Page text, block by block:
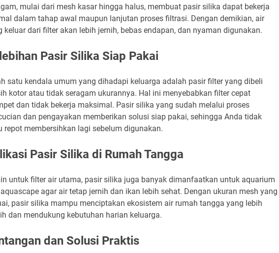
mulai dari mesh kasar hingga halus, membuat pasir silika dapat bekerja
dalam tahap awal maupun lanjutan proses filtrasi. Dengan demikian, air
keluar dari filter akan lebih jernih, bebas endapan, dan nyaman digunakan.
Pasir Silika Siap Pakai
satu kendala umum yang dihadapi keluarga adalah pasir filter yang dibeli
kotor atau tidak seragam ukurannya. Hal ini menyebabkan filter cepat
dan tidak bekerja maksimal. Pasir silika yang sudah melalui proses
dan pengayakan memberikan solusi siap pakai, sehingga Anda tidak
repot membersihkan lagi sebelum digunakan.
Pasir Silika di Rumah Tangga
untuk filter air utama, pasir silika juga banyak dimanfaatkan untuk aquarium
agar air tetap jernih dan ikan lebih sehat. Dengan ukuran mesh yang
pasir silika mampu menciptakan ekosistem air rumah tangga yang lebih
dan mendukung kebutuhan harian keluarga.
dan Solusi Praktis